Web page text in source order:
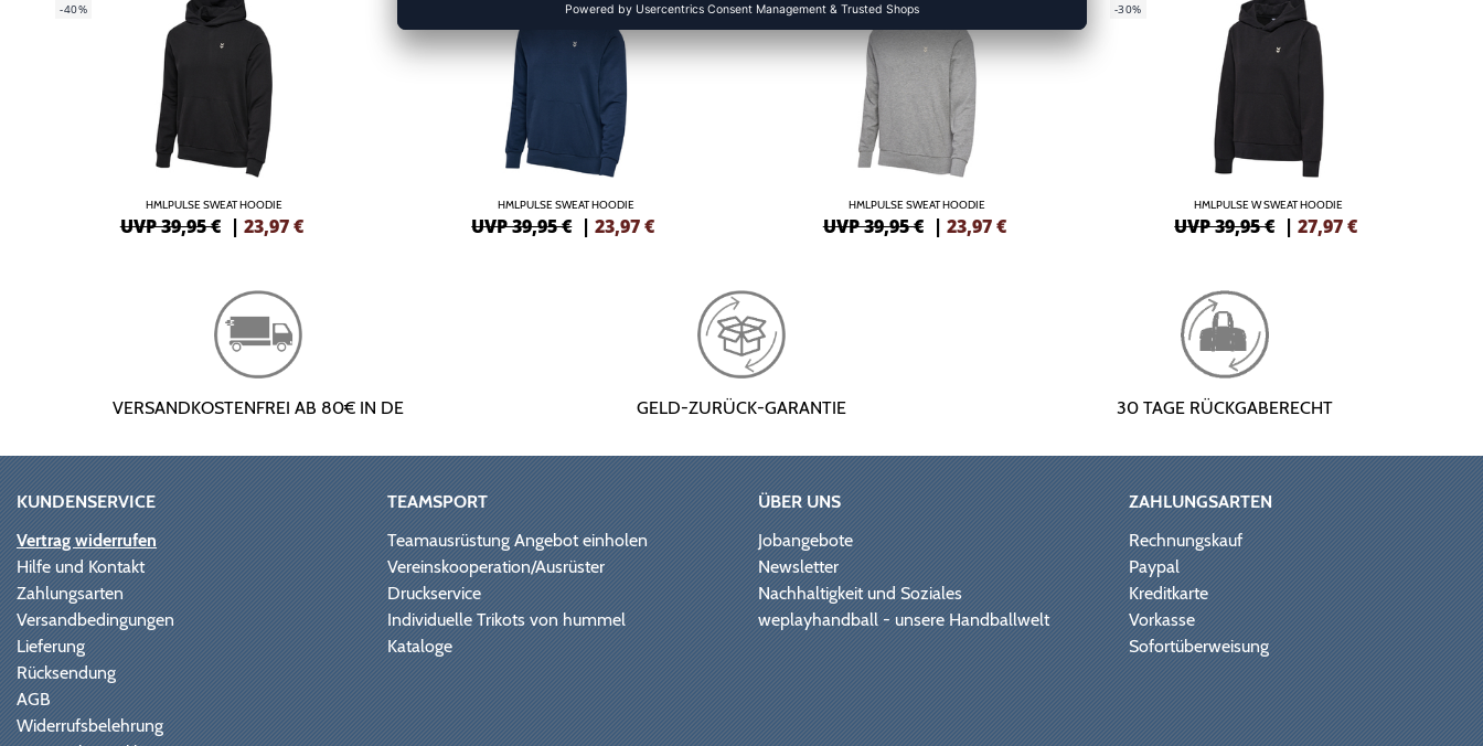
-40%
HMLPULSE SWEAT HOODIE
UVP 39,95 € | 23,97€
HMLPULSE SWEAT HOODIE
UVP 39,95 € |23,97€
-40%
HMLPULSE SWEAT HOODIE
UVP 39,95 € | 23,97€
-30%
HMLPULSE W SWEAT HOODIE
UVP 39,95 € |27,97€
VERSANDKOSTENFREI AB 80€ IN DE GELD-ZURÜCK-GARANTIE 30 TAGE RÜCKGABERECHT
KUNDENSERVICE
Vertrag widerrufen
Hilfe und Kontakt
Zahlungsarten
Versandbedingungen
Lieferung
Rücksendung
AGB
Widerrufsbelehrung
TEAMSPORT
Teamausrüstung Angebot einholen
Vereinskooperation/Ausrüster
Druckservice
Individuelle Trikots von hummel
Kataloge
ÜBER UNS
Jobangebote
Newsletter
Nachhaltigkeit und Soziales
weplayhandball - unsere Handballwelt
ZAHLUNGSARTEN
Rechnungskauf
Paypal
Kreditkarte
Vorkasse
Sofortüberweisung